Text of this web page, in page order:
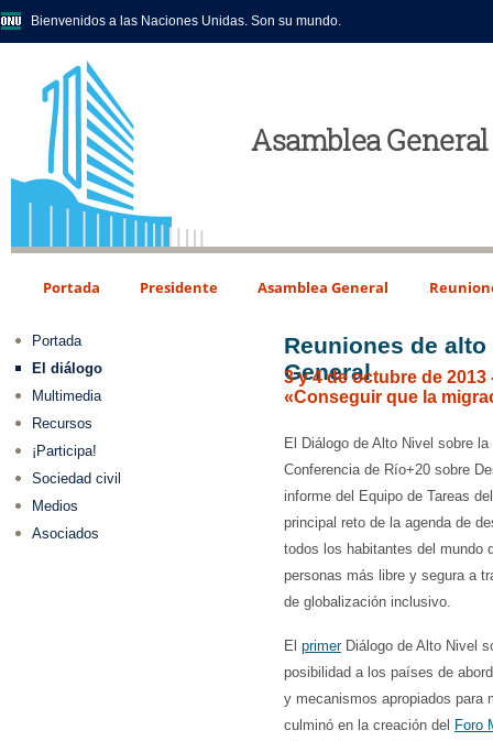
Bienvenidos a las Naciones Unidas. Son su mundo.
Asamblea
Portada Presidente Asamblea General
Portada
El diálogo
Multimedia
Recursos
¡Participa!
Sociedad civil
Medios
Asociados
Reuniones de
General
3 y 4 de octubre de
«Conseguir que la
El Diálogo de Alto Nivel sobre
Conferencia de Río+20 sobre
informe del Equipo de Tareas
principal reto de la agenda de
todos los habitantes del mundo
personas más libre y segura a
de globalización inclusivo.
El primerDiálogo de Alto Nivel
posibilidad a los países de
y mecanismos apropiados para
culminó en la creación del Foro